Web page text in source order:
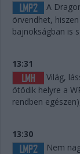
A
örvendhet,
bajnokságban is
13:31
Világ,
ötödik helyre a
rendben
13:30
Nem